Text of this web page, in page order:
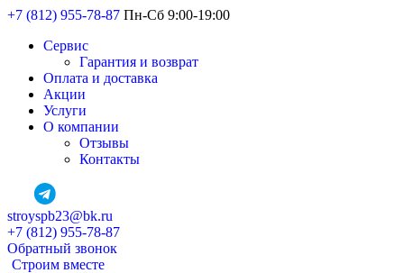
+7 (812) 955-78-87 Пн-Сб 9:00-19:00
Сервис
Гарантия и возврат
Оплата и доставка
Акции
Услуги
О компании
Отзывы
Контакты
stroyspb23@bk.ru
+7 (812) 955-78-87
Обратный звонок
Строим вместе